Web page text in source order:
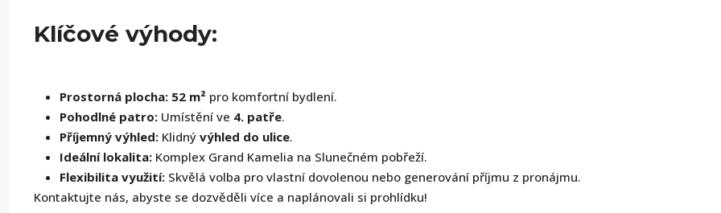
Klíčové výhody:
Prostorná plocha: 52 m² pro komfortní bydlení.
Pohodlné patro: Umístění ve 4. patře.
Příjemný výhled: Klidný výhled do ulice.
Ideální lokalita: Komplex Grand Kamelia na Slunečném pobřeží.
Flexibilita využití: Skvělá volba pro vlastní dovolenou nebo generování příjmu z pronájmu.
Kontaktujte nás, abyste se dozvěděli více a naplánovali si prohlídku!